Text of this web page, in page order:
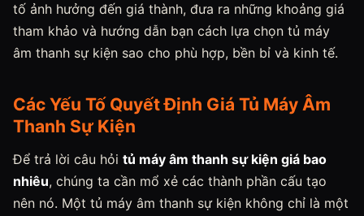
tố ảnh hưởng đến giá thành, đưa ra những khoảng giá
tham khảo và hướng dẫn bạn cách lựa chọn tủ máy
âm thanh sự kiện sao cho phù hợp, bền bỉ và kinh tế.
Các Yếu Tố Quyết Định Giá Tủ Máy Âm
Thanh Sự Kiện
Để trả lời câu hỏi tủ máy âm thanh sự kiện giá bao
nhiêu, chúng ta cần mổ xẻ các thành phần cấu tạo
nên nó. Một tủ máy âm thanh sự kiện không chỉ là một